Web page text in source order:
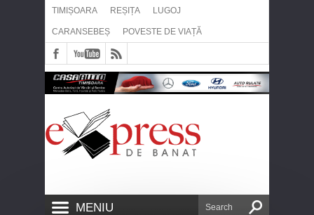
TIMIȘOARA REȘIȚA LUGOJ
CARANSEBEȘ POVESTE DE VIAȚĂ
MENIU